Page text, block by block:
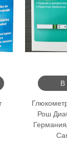
В
Рош